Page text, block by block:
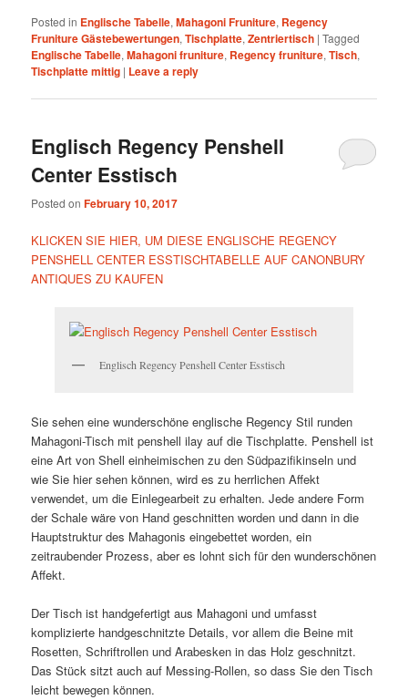
Posted in Englische Tabelle,Mahagoni Fruniture, Regency
Fruniture Gästebewertungen,Tischplatte,Zentriertisch |Tagged
Englische Tabelle,Mahagoni fruniture, Regency fruniture,Tisch,
Tischplatte mittig | Leave a reply
Englisch Regency Penshell
Center Esstisch
Posted onFebruary 10, 2017
KLICKEN SIE HIER, UM DIESE ENGLISCHE REGENCY
PENSHELL CENTER ESSTISCHTABELLE AUF CANONBURY
ANTIQUES ZU KAUFEN
Englisch Regency Penshell Center Esstisch
Sie sehen eine wunderschöne englische Regency Stil runden
Mahagoni-Tisch mit penshell ilay auf die Tischplatte. Penshell ist
eine Art von Shell einheimischen zu den Südpazifikinseln und
wie Sie hier sehen können, wird es zu herrlichen Affekt
verwendet, um die Einlegearbeit zu erhalten. Jede andere Form
der Schale wäre von Hand geschnitten worden und dann in die
Hauptstruktur des Mahagonis eingebettet worden, ein
zeitraubender Prozess, aber es lohnt sich für den wunderschönen
Affekt.
Der Tisch ist handgefertigt aus Mahagoni und umfasst
komplizierte handgeschnitzte Details, vor allem die Beine mit
Rosetten, Schriftrollen und Arabesken in das Holz geschnitzt.
Das Stück sitzt auch auf Messing-Rollen, so dass Sie den Tisch
leicht bewegen können.